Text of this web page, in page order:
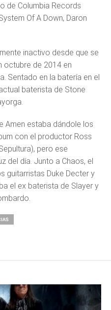
de Columbia Records
Of A Down, Daron
inactivo desde que se
octubre de 2014 en
Sentado en la batería en el
baterista de Stone
Amen estaba dándole los
con el productor Ross
pero ese
del día. Junto a Chaos, el
guitarristas Duke Decter y
el ex baterista de Slayer y